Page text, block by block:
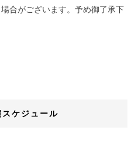
合がございます。予め御了承下
ケジュール